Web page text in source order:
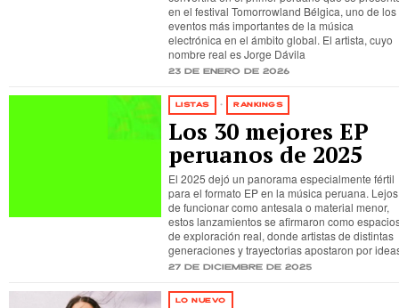
en el festival Tomorrowland Bélgica, uno de los
eventos más importantes de la música
electrónica en el ámbito global. El artista, cuyo
nombre real es Jorge Dávila
23 de enero de 2026
LISTAS · RANKINGS
Los 30 mejores EP
peruanos de 2025
El 2025 dejó un panorama especialmente fértil
para el formato EP en la música peruana. Lejos
de funcionar como antesala o material menor,
estos lanzamientos se afirmaron como
de exploración real, donde artistas de distintas
generaciones y trayectorias apostaron por
27 de diciembre de 2025
LO NUEVO